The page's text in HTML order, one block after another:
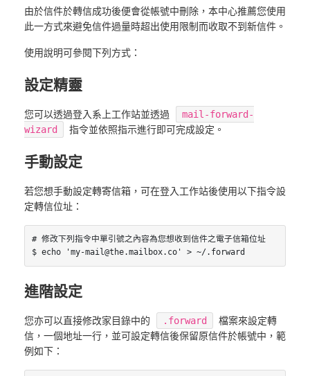
由於信件於轉信成功後便會從帳號中刪除，本中心推薦您使用
此一方式來避免信件過量時超出使用限制而收取不到新信件。
使用說明可參閱下列方式：
設定精靈
您可以透過登入系上工作站並透過
mail-forward-
wizard
指令並依照指示進行即可完成設定。
手動設定
若您想手動設定轉寄信箱，可在登入工作站後使用以下指令設
定轉信位址：
# 修改下列指令中單引號之內容為您想收到信件之電子信箱位址
進階設定
您亦可以直接修改家目錄中的 .forward
檔案來設定轉
信，一個地址一行，並可設定轉信後保留原信件於帳號中，範
例如下：